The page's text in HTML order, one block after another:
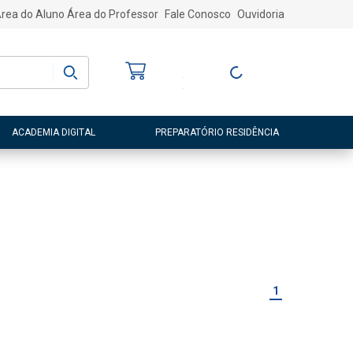
do Aluno Área do Professor Fale Conosco Ouvidoria
Entre ou Cadastre-
ACADEMIA DIGITAL PREPARATÓRIO RESIDÊNCIA
1